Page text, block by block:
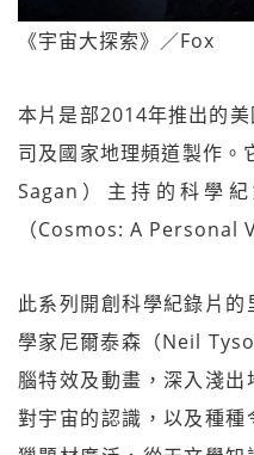
《宇宙大探索》／Fox
本片是部2014年推出的
司及國家地理頻道製作
Sagan）主持的科學
（Cosmos: A Personal
此系列開創科學紀錄片
學家尼爾泰森（Neil
腦特效及動畫，深入淺
對宇宙的認識，以及種